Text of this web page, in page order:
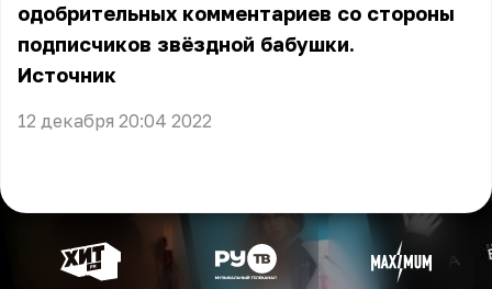
одобрительных комментариев со стороны
подписчиков звёздной бабушки.
Источник
12 декабря 20:04 2022